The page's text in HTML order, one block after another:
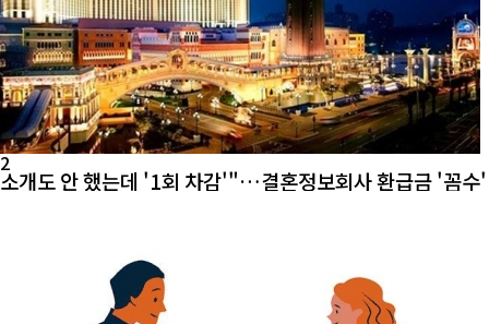
2
소개도 안 했는데 '1회 차감'"…결혼정보회사 환급금 '꼼수'